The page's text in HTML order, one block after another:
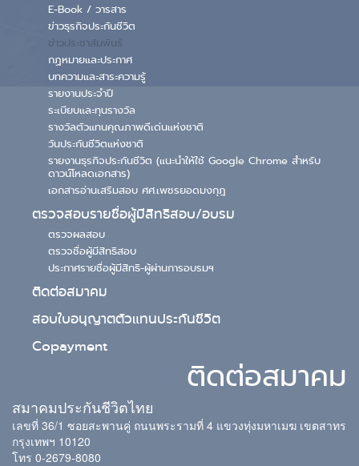
E-Book / วารสาร
ข่าวธุรกิจประกันชีวิต
ข่าวประชาสัมพันธ์
กฏหมายและประกาศ
บทความและสาระความรู้
รายงานประจำปี
ระเบียบและทุนรางวัล
รางวัลตัวแทนคุณภาพดีเด่นแห่งชาติ
วันประกันชีวิตแห่งชาติ
รายงานธุรกิจประกันชีวิต (แนะนำให้ใช้ Google Chrome สำหรับ
ดาวน์โหลดเอกสาร)
เอกสารอ่านเสริมสอบ ศศ.เพชรยอดมงกุฎ
ตรวจสอบรายชื่อผู้มีสิทธิสอบ/อบรม
ตรวจผลสอบ
ตรวจชื่อผู้มีสิทธิสอบ
ประกาศรายชื่อผู้มีสิทธิ-ผู้ผ่านการอบรมฯ
ติดต่อสมาคม
สอบใบอนุญาตตัวแทนประกันชีวิต
Copayment
ติดต่อสมาคม
สมาคมประกันชีวิตไทย
เลขที่ 36/1 ซอยสะพานคู่ ถนนพระรามที่ 4 แขวงทุ่งมหาเมฆ เขตสาทร
กรุงเทพฯ 10120
โทร 0-2679-8080